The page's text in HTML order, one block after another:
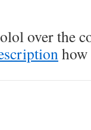
over the